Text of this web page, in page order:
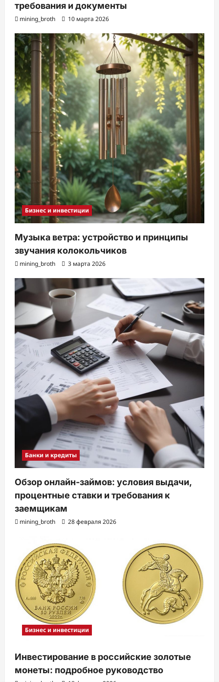
требования и документы
mining_broth 10 марта 2026
Бизнес и инвестиции
Музыка ветра: устройство и принципы
звучания колокольчиков
mining_broth 3 марта 2026
Банки и кредиты
Обзор онлайн-займов: условия выдачи,
процентные ставки и требования к
заемщикам
mining_broth 28 февраля 2026
Бизнес и инвестиции
Инвестирование в российские золотые
монеты: подробное руководство